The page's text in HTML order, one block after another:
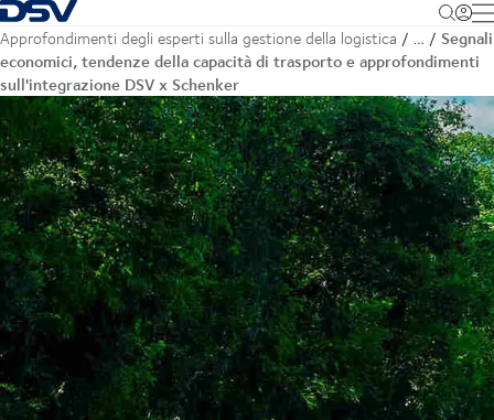
Torna alla pagina iniziale
Approfondimenti degli esperti sulla gestione della logistica …
Segnali
economici, tendenze della capacità di trasporto e approfondimenti
sull'integrazione DSV x Schenker